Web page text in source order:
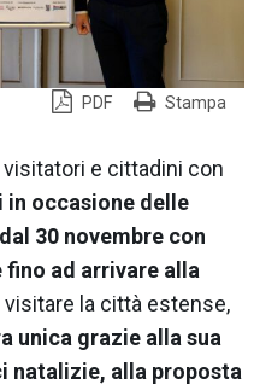
PDF Stampa
visitatori e cittadini con
occasione delle
30 novembre con
fino ad arrivare alla
la città estense,
unica grazie alla sua
natalizie, alla proposta